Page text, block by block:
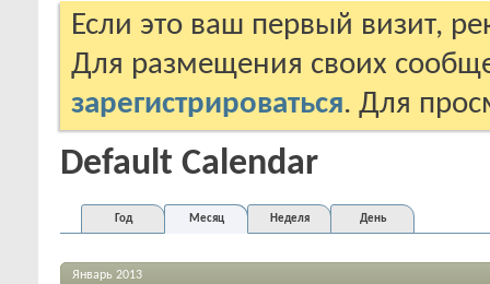
Если это ваш первый визит,
Для размещения своих
зарегистрироваться. Для
Default Calendar
Год Месяц Неделя День
Январь 2013